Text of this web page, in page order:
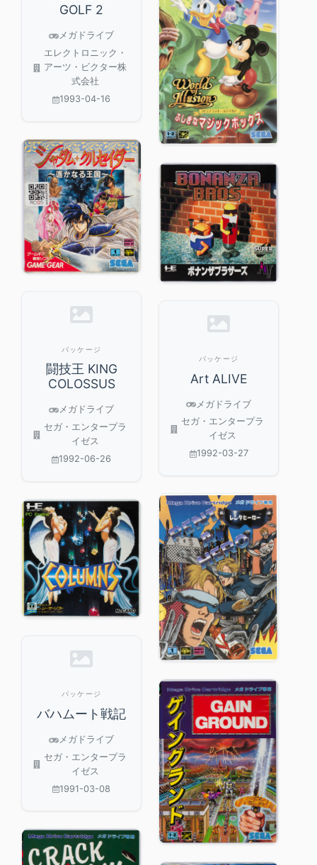
GOLF 2
メガドライブ
エレクトロニック・
アーツ・ビクター株
式会社
1993-04-16
パッケージ
闘技王 KING
COLOSSUS
メガドライブ
セガ・エンタープラ
イゼス
1992-06-26
パッケージ
Art ALIVE
メガドライブ
セガ・エンタープラ
イゼス
1992-03-27
パッケージ
バハムート戦記
メガドライブ
セガ・エンタープラ
イゼス
1991-03-08